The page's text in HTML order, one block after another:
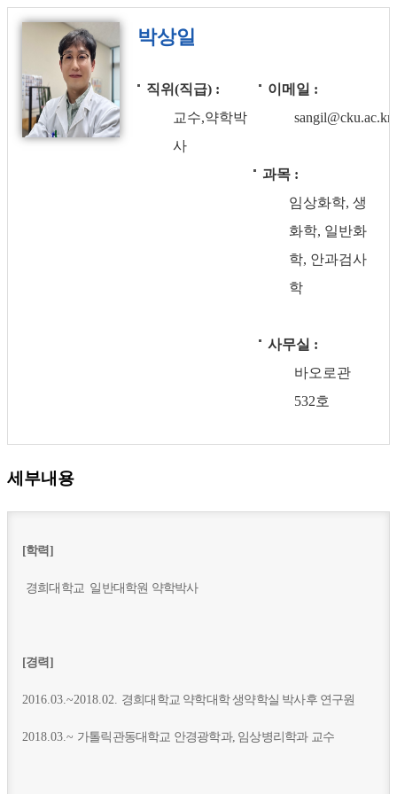
박상일
직위(직급)
교수,약학박
사
이메일
sangil@cku.ac.kr
과목
임상화학, 생
화학, 일반화
학, 안과검사
학
사무실
바오로관
532호
세부내용
[학력]
경희대학교 일반대학원 약학박사
[경력]
2016.03.~2018.02. 경희대학교 약학대학 생약학실 박사후 연구원
2018.03.~ 가톨릭관동대학교 안경광학과, 임상병리학과 교수